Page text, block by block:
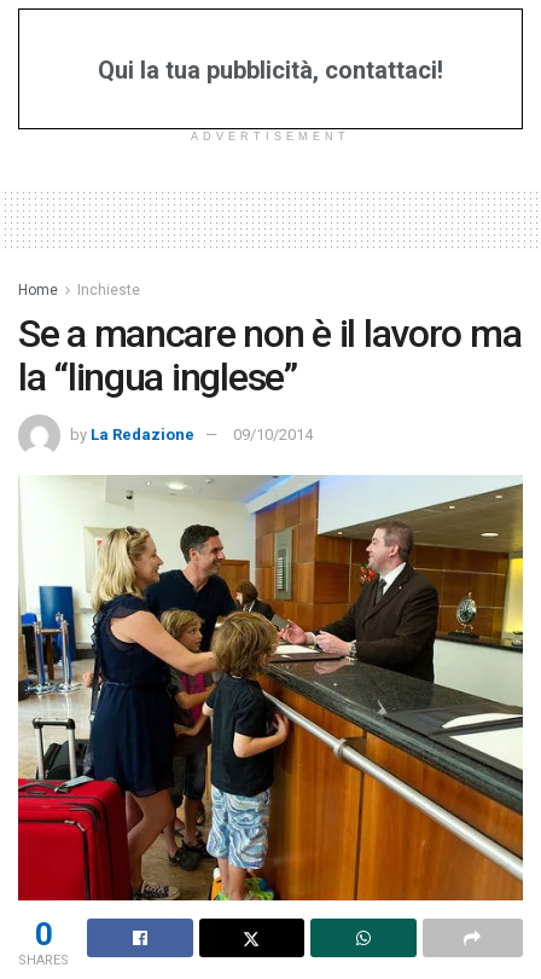
Qui la tua pubblicità, contattaci!
ADVERTISEMENT
Home Inchieste
Se a mancare non è il lavoro ma
la “lingua inglese”
by La Redazione 09/10/2014
0
SHARES